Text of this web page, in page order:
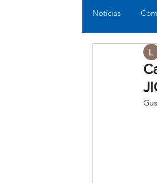
Notícias
Fundamental